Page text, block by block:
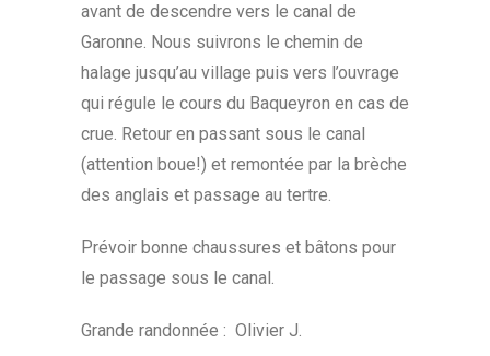
avant de descendre vers le canal de
Garonne. Nous suivrons le chemin de
halage jusqu’au village puis vers l’ouvrage
qui régule le cours du Baqueyron en cas de
crue. Retour en passant sous le canal
(attention boue!) et remontée par la brèche
des anglais et passage au tertre.
Prévoir bonne chaussures et bâtons pour
le passage sous le canal.
Grande randonnée : Olivier J.